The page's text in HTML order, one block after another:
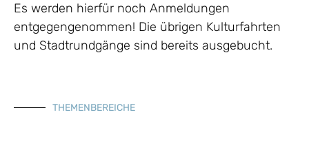
Es werden hierfür noch Anmeldungen
entgegengenommen! Die übrigen Kulturfahrten
und Stadtrundgänge sind bereits ausgebucht.
THEMENBEREICHE